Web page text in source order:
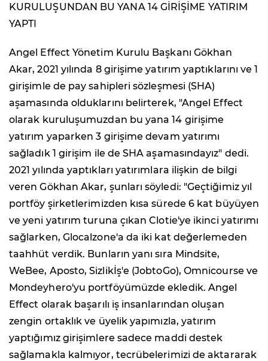
KURULUŞUNDAN BU YANA 14 GİRİŞİME YATIRIM
YAPTI
Angel Effect Yönetim Kurulu Başkanı Gökhan
Akar, 2021 yılında 8 girişime yatırım yaptıklarını ve 1
girişimle de pay sahipleri sözleşmesi (SHA)
aşamasında olduklarını belirterek, "Angel Effect
olarak kuruluşumuzdan bu yana 14 girişime
yatırım yaparken 3 girişime devam yatırımı
sağladık 1 girişim ile de SHA aşamasındayız" dedi.
2021 yılında yaptıkları yatırımlara ilişkin de bilgi
veren Gökhan Akar, şunları söyledi: "Geçtiğimiz yıl
portföy şirketlerimizden kısa sürede 6 kat büyüyen
ve yeni yatırım turuna çıkan Clotie'ye ikinci yatırımı
sağlarken, Glocalzone'a da iki kat değerlemeden
taahhüt verdik. Bunların yanı sıra Mindsite,
WeBee, Aposto, Sizlikİş'e (JobtoGo), Omnicourse ve
Mondeyhero'yu portföyümüzde ekledik. Angel
Effect olarak başarılı iş insanlarından oluşan
zengin ortaklık ve üyelik yapımızla, yatırım
yaptığımız girişimlere sadece maddi destek
sağlamakla kalmıyor, tecrübelerimizi de aktararak